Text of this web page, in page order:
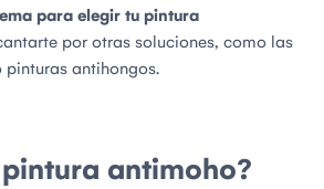
para elegir tu pintura
por otras soluciones, como las
antihongos.
antimoho?